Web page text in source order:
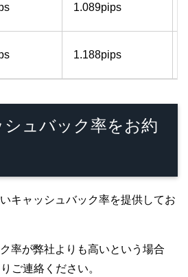
1.089pips
1.188pips
ュバック率をお約
キャッシュバック率を提供してお
率が弊社よりも高いという場合
ご連絡ください。